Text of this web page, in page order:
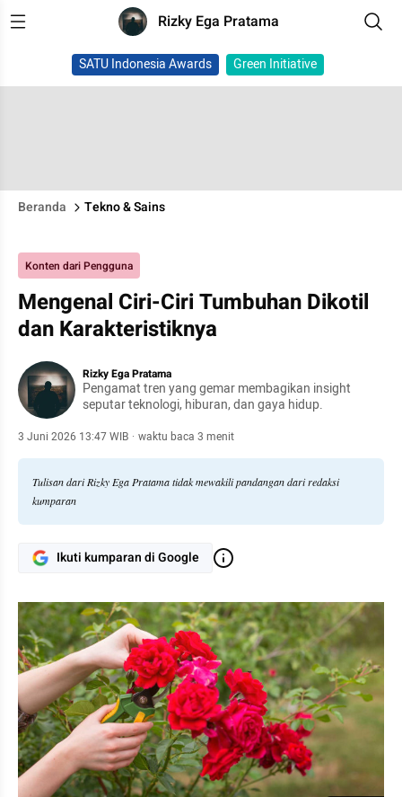
Rizky Ega Pratama
SATU Indonesia Awards Green Initiative
Beranda Tekno & Sains
Konten dari Pengguna
Mengenal Ciri-Ciri Tumbuhan Dikotil
dan Karakteristiknya
Rizky Ega Pratama
Pengamat tren yang gemar membagikan insight
seputar teknologi, hiburan, dan gaya hidup.
3 Juni 2026 13:47 WIB · waktu baca 3 menit
Tulisan dari Rizky Ega Pratama tidak mewakili pandangan dari redaksi
kumparan
Ikuti kumparan di Google